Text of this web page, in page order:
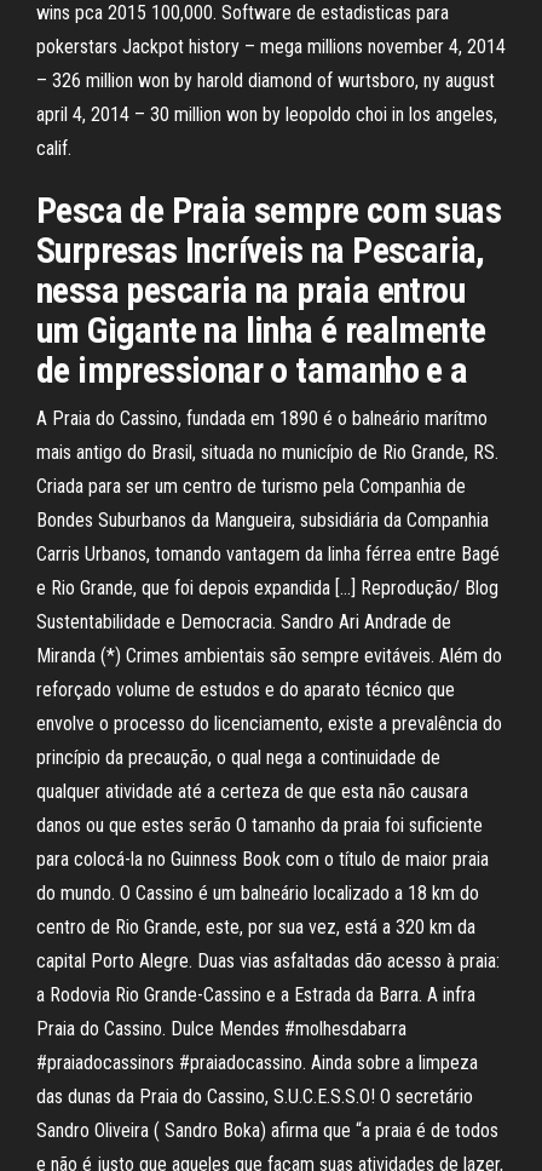
wins pca 2015 100,000. Software de estadisticas para
pokerstars Jackpot history – mega millions november 4, 2014
– 326 million won by harold diamond of wurtsboro, ny august
april 4, 2014 – 30 million won by leopoldo choi in los angeles,
calif.
Pesca de Praia sempre com suas
Surpresas Incríveis na Pescaria,
nessa pescaria na praia entrou
um Gigante na linha é realmente
de impressionar o tamanho e a
A Praia do Cassino, fundada em 1890 é o balneário marítmo
mais antigo do Brasil, situada no município de Rio Grande, RS.
Criada para ser um centro de turismo pela Companhia de
Bondes Suburbanos da Mangueira, subsidiária da Companhia
Carris Urbanos, tomando vantagem da linha férrea entre Bagé
e Rio Grande, que foi depois expandida […] Reprodução/ Blog
Sustentabilidade e Democracia. Sandro Ari Andrade de
Miranda (*) Crimes ambientais são sempre evitáveis. Além do
reforçado volume de estudos e do aparato técnico que
envolve o processo do licenciamento, existe a prevalência do
princípio da precaução, o qual nega a continuidade de
qualquer atividade até a certeza de que esta não causara
danos ou que estes serão O tamanho da praia foi suficiente
para colocá-la no Guinness Book com o título de maior praia
do mundo. O Cassino é um balneário localizado a 18 km do
centro de Rio Grande, este, por sua vez, está a 320 km da
capital Porto Alegre. Duas vias asfaltadas dão acesso à praia:
a Rodovia Rio Grande-Cassino e a Estrada da Barra. A infra
Praia do Cassino. Dulce Mendes #molhesdabarra
#praiadocassinors #praiadocassino. Ainda sobre a limpeza
das dunas da Praia do Cassino, S.U.C.E.S.S.O! O secretário
Sandro Oliveira ( Sandro Boka) afirma que “a praia é de todos
e não é justo que aqueles que façam suas atividades de lazer,